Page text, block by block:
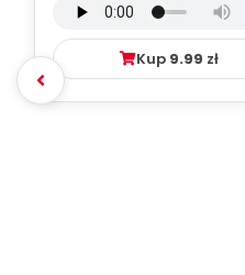
mp3)
Kup 9.99 zł